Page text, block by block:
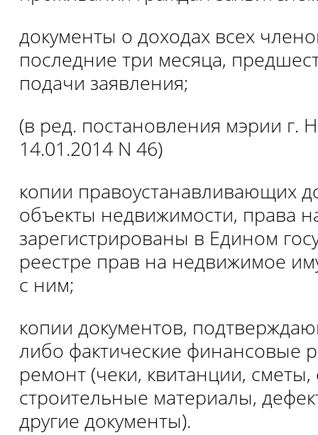
документы о доходах всех
последние три месяца,
подачи заявления;
(в ред. постановления мэрии г.
14.01.2014 N 46)
копии правоустанавливающих
объекты недвижимости, права
зарегистрированы в Едином
реестре прав на недвижимое
с ним;
копии документов,
либо фактические финансовые
ремонт (чеки, квитанции, сметы,
строительные материалы,
другие документы).